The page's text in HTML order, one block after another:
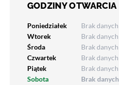
GODZINY OTWARCIA
Poniedziałek
Brak danych
Wtorek
Brak danych
Środa
Brak danych
Czwartek
Brak danych
Piątek
Brak danych
Sobota
Brak danych